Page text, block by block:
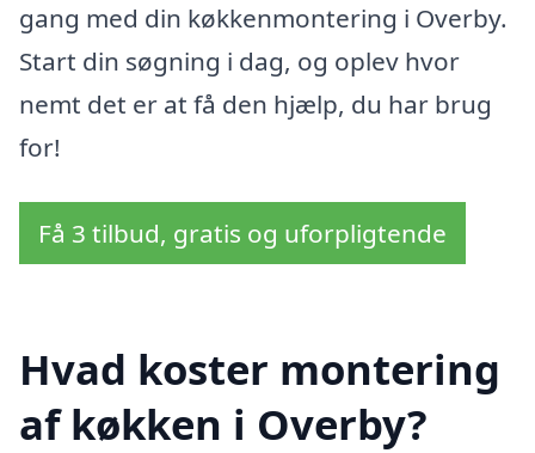
gang med din køkkenmontering i Overby.
Start din søgning i dag, og oplev hvor
nemt det er at få den hjælp, du har brug
for!
Få 3 tilbud, gratis og uforpligtende
Hvad koster montering
af køkken i Overby?